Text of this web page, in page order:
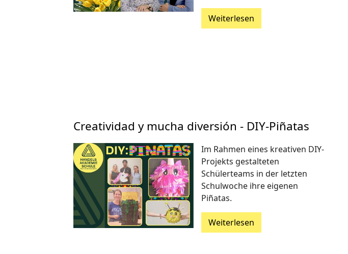
Weiterlesen
Creatividad y mucha diversión - DIY-Piñatas
Im Rahmen eines kreativen DIY-
Projekts gestalteten
Schülerteams in der letzten
Schulwoche ihre eigenen
Piñatas.
Weiterlesen